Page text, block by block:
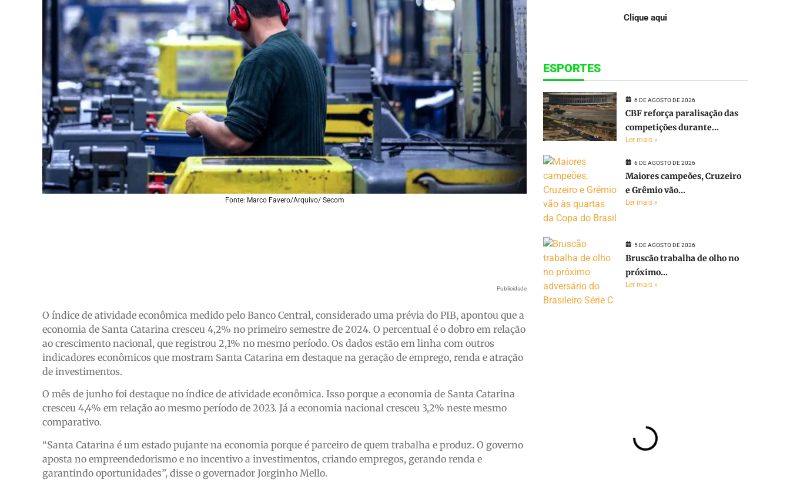
Fonte: Marco Favero/Arquivo/ Secom
Publicidade
O índice de atividade econômica medido pelo Banco Central, considerado uma prévia do PIB, apontou que a
economia de Santa Catarina cresceu 4,2% no primeiro semestre de 2024. O percentual é o dobro em relação
ao crescimento nacional, que registrou 2,1% no mesmo período. Os dados estão em linha com outros
indicadores econômicos que mostram Santa Catarina em destaque na geração de emprego, renda e atração
de investimentos.
O mês de junho foi destaque no índice de atividade econômica. Isso porque a economia de Santa Catarina
cresceu 4,4% em relação ao mesmo período de 2023. Já a economia nacional cresceu 3,2% neste mesmo
comparativo.
“Santa Catarina é um estado pujante na economia porque é parceiro de quem trabalha e produz. O governo
aposta no empreendedorismo e no incentivo a investimentos, criando empregos, gerando renda e
garantindo oportunidades”, disse o governador Jorginho Mello.
Clique aqui
ESPORTES
6 DE AGOSTO DE 2026
CBF reforça paralisação das
competições durante...
Ler mais »
6 DE AGOSTO DE 2026
Maiores campeões, Cruzeiro
e Grêmio vão...
Ler mais »
5 DE AGOSTO DE 2026
Bruscão trabalha de olho no
próximo...
Ler mais »